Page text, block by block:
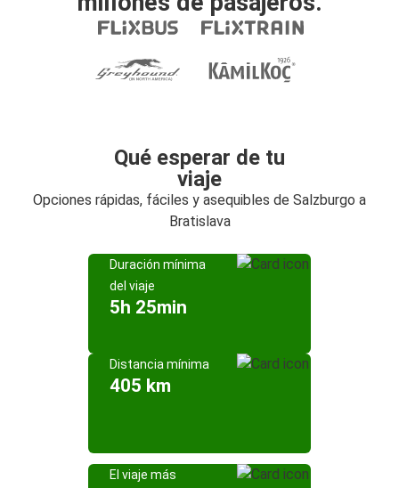
Qué esperar de tu
viaje
Opciones rápidas, fáciles y asequibles de Salzburgo a
Bratislava
Duración mínima
del viaje
5h 25min
Distancia mínima
405 km
El viaje más